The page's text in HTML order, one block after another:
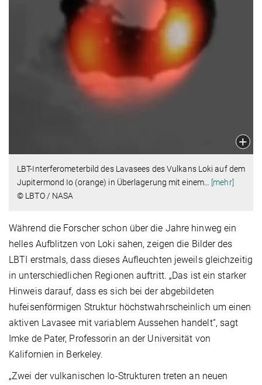
LBT-Interferometerbild des Lavasees des Vulkans Loki auf dem
Jupitermond Io (orange) in Überlagerung mit einem…
[mehr]
© LBTO / NASA
Während die Forscher schon über die Jahre hinweg ein
helles Aufblitzen von Loki sahen, zeigen die Bilder des
LBTI erstmals, dass dieses Aufleuchten jeweils gleichzeitig
in unterschiedlichen Regionen auftritt. „Das ist ein starker
Hinweis darauf, dass es sich bei der abgebildeten
hufeisenförmigen Struktur höchstwahrscheinlich um einen
aktiven Lavasee mit variablem Aussehen handelt“, sagt
Imke de Pater, Professorin an der Universität von
Kalifornien in Berkeley.
„Zwei der vulkanischen Io-Strukturen treten an neuen